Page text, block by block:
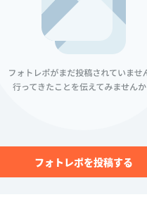
フォトレポを投稿する